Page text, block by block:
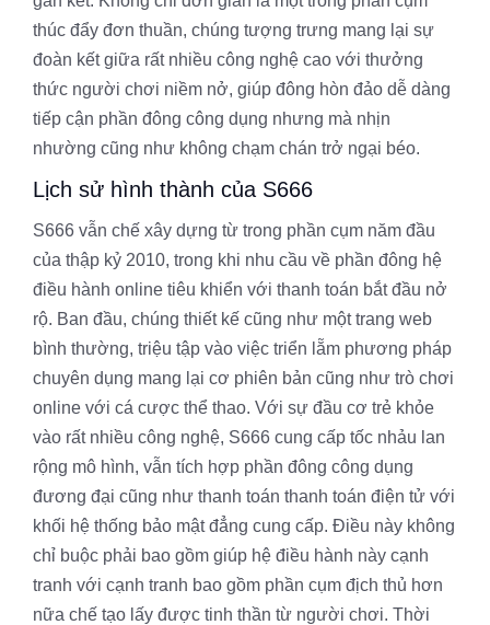
thúc đẩy đơn thuần, chúng tượng trưng mang lại sự
đoàn kết giữa rất nhiều công nghệ cao với thưởng
thức người chơi niềm nở, giúp đông hòn đảo dễ dàng
tiếp cận phần đông công dụng nhưng mà nhịn
nhường cũng như không chạm chán trở ngại béo.
Lịch sử hình thành của S666
S666 vẫn chế xây dựng từ trong phần cụm năm đầu
của thập kỷ 2010, trong khi nhu cầu về phần đông hệ
điều hành online tiêu khiển với thanh toán bắt đầu nở
rộ. Ban đầu, chúng thiết kế cũng như một trang web
bình thường, triệu tập vào việc triển lẵm phương pháp
chuyên dụng mang lại cơ phiên bản cũng như trò chơi
online với cá cược thể thao. Với sự đầu cơ trẻ khỏe
vào rất nhiều công nghệ, S666 cung cấp tốc nhảu lan
rộng mô hình, vẫn tích hợp phần đông công dụng
đương đại cũng như thanh toán thanh toán điện tử với
khối hệ thống bảo mật đẳng cung cấp. Điều này không
chỉ buộc phải bao gồm giúp hệ điều hành này cạnh
tranh với cạnh tranh bao gồm phần cụm địch thủ hơn
nữa chế tạo lấy được tinh thần từ người chơi. Thời